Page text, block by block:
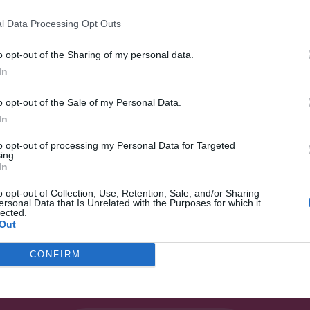
Data Processing Opt Outs
opt-out of the Sharing of my personal data.
opt-out of the Sale of my Personal Data.
opt-out of processing my Personal Data for Targeted
opt-out of Collection, Use, Retention, Sale, and/or Sharing
Data that Is Unrelated with the Purposes for which it
CONFIRM
πλαισίου που έχει οριστεί από τον πελάτη.
από τα εκάστοτε επιτρεπτά ακαδημαϊκά όρια
πελάτη. Τυχόν άλλες διορθώσεις, προσθήκες που δεν
νέας παραγγελίας.
σχετικά με το λογαριασμό σου.
Κάνε την παραγγελία σου τώρα!